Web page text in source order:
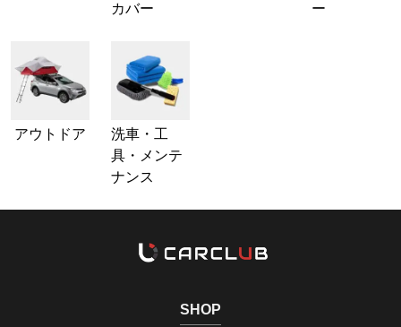
カバー
ー
アウトドア
洗車・工
具・メンテ
ナンス
SHOP